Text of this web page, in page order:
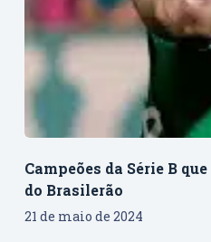
Campeões da Série B
do Brasilerão
21 de maio de 2024